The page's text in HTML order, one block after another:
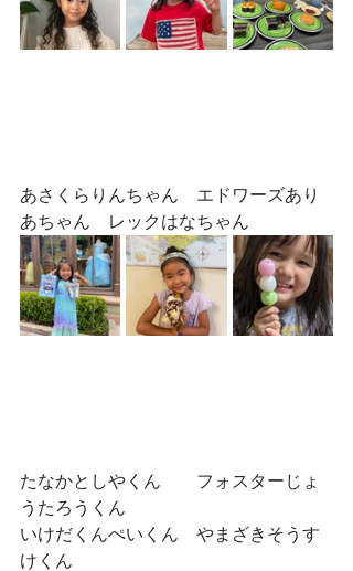
あさくらりんちゃん　エドワーズあり
あちゃん　レックはなちゃん
たなかとしやくん　　フォスターじょ
うたろうくん
いけだくんぺいくん　やまざきそうす
けくん